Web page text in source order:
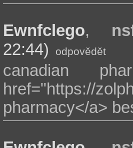
Ewnfclego,
22:44)
odpovědět
canadian
href="https://
pharmacy</a>